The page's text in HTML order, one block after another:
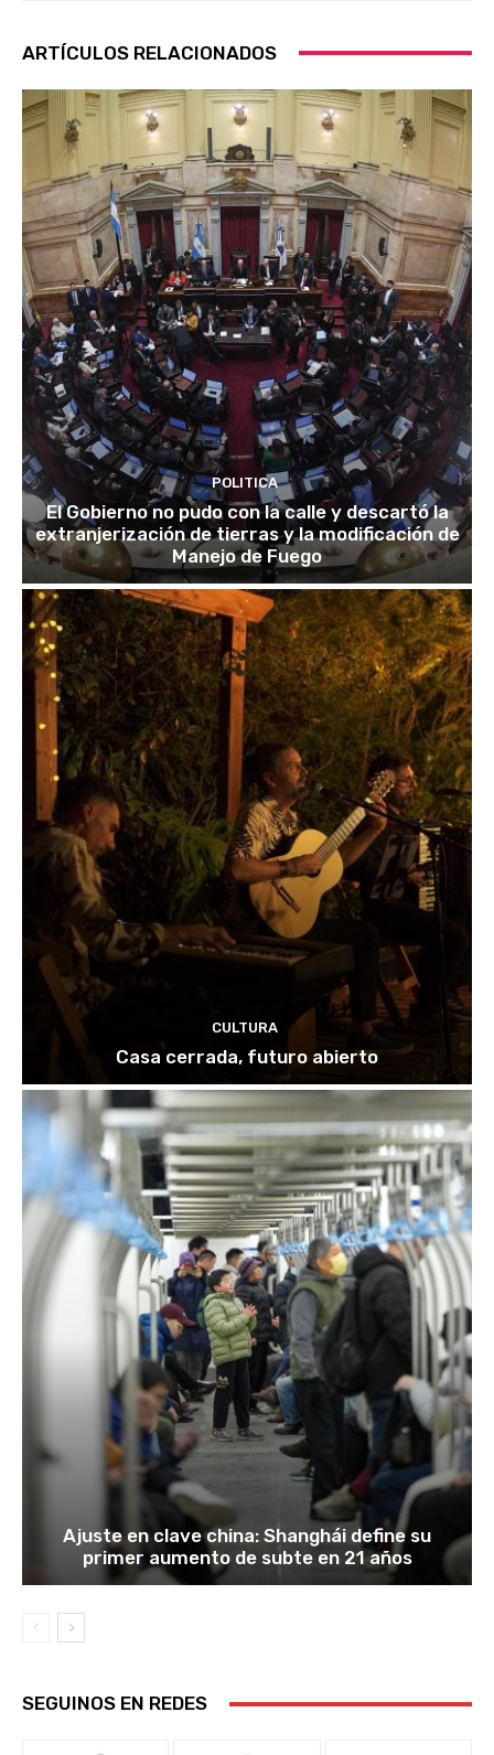
ARTÍCULOS RELACIONADOS
POLITICA
El Gobierno no pudo con la calle y descartó la
extranjerización de tierras y la modificación de
Manejo de Fuego
CULTURA
Casa cerrada, futuro abierto
Ajuste en clave china: Shanghái define su
primer aumento de subte en 21 años
SEGUINOS EN REDES